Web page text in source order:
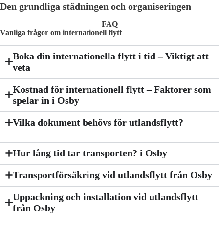
Den grundliga städningen och organiseringen
FAQ
Vanliga frågor om internationell flytt
Boka din internationella flytt i tid – Viktigt att
veta
Kostnad för internationell flytt – Faktorer som
spelar in i Osby
Vilka dokument behövs för utlandsflytt?
Hur lång tid tar transporten? i Osby
Transportförsäkring vid utlandsflytt från Osby
Uppackning och installation vid utlandsflytt
från Osby